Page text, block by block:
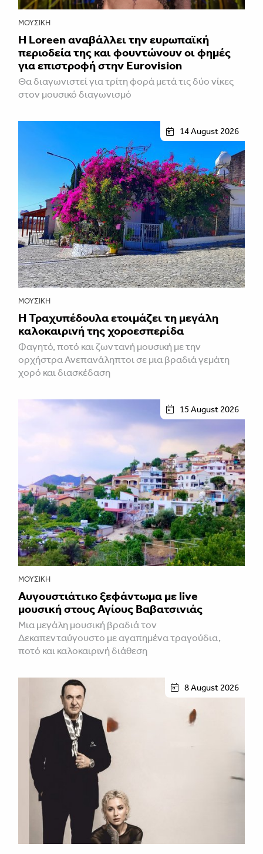
ΜΟΥΣΙΚΉ
Η Loreen αναβάλλει την ευρωπαϊκή
περιοδεία της και φουντώνουν οι φημές
για επιστροφή στην Eurovision
Θα διαγωνιστεί για τρίτη φορά μετά τις δύο νίκες
στον μουσικό διαγωνισμό
14 August 2026
ΜΟΥΣΙΚΉ
Η Τραχυπέδουλα ετοιμάζει τη μεγάλη
καλοκαιρινή της χοροεσπερίδα
Φαγητό, ποτό και ζωντανή μουσική με την
ορχήστρα Ανεπανάληπτοι σε μια βραδιά γεμάτη
χορό και διασκέδαση
15 August 2026
ΜΟΥΣΙΚΉ
Αυγουστιάτικο ξεφάντωμα με live
μουσική στους Αγίους Βαβατσινιάς
Μια μεγάλη μουσική βραδιά τον
Δεκαπενταύγουστο με αγαπημένα τραγούδια,
ποτό και καλοκαιρινή διάθεση
8 August 2026